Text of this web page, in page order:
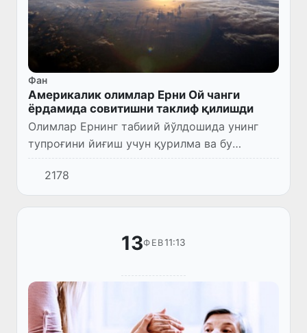
Фан
Америкалик олимлар Ерни Ой чанги
ёрдамида совитишни таклиф қилишди
Олимлар Ернинг табиий йўлдошида унинг
тупроғини йиғиш учун қурилма ва бу
зарраларни юлдузлараро коинотга
ташлайдиган махсус қурилма яратмоқчи.
2178
13ФЕВ11:13